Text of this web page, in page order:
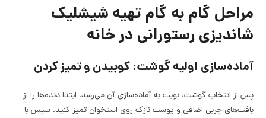
مراحل گام به گام تهیه شیشلیک
شاندیزی رستورانی در خانه
آماده‌سازی اولیه گوشت: کوبیدن و تمیز کردن
پس از انتخاب گوشت، نوبت به آماده‌سازی آن می‌رسد. ابتدا دنده‌ها را از
بافت‌های چربی اضافی و پوست نازک روی استخوان تمیز کنید. سپس با